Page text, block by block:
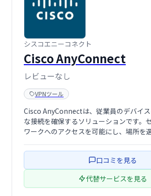
シスコエニーコネクト
Cisco AnyConnect
レビューなし
VPNツール
Cisco AnyConnectは、従業員のデバイ
な接続を確保するソリューションです。
ワークへのアクセスを可能にし、場所を
報セキュリティの強化を実現します。
口コミを見る
代替サービスを見る